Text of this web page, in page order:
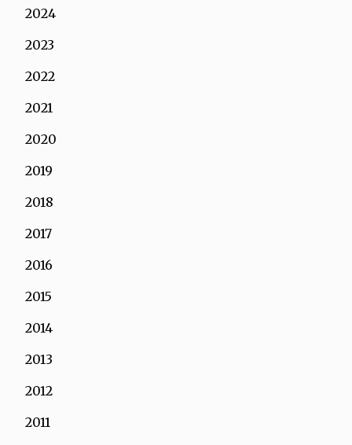
2024
2023
2022
2021
2020
2019
2018
2017
2016
2015
2014
2013
2012
2011